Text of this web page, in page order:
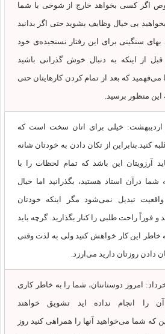
اگر کسی بخواهد خارج از شوخی با شما
بی خیال وظایف بشوید حتی اگر بدانید
سنگینی برای این رفتار نسنجیده‌ی خود
قبل از اینکه به دنبال خوش گذرانی باشید
می‌فهمید که بعد از تمام کردن کارهایتان حتی
این منظور برسید.
اردیبهشت: خیلی برای اتان سخت است که
کنید.بنابراین از تکان دادن به خودتان شانه
آرزویتان این باشد که تمام لحظات را با
درآن استاد هستید، بگذرانید اما خیال
تبدیل نمی‌شود مگر اینکه خودتان
و فوراً راحت طلبی را کنار بگذارید. گرچه باید
خاطر این کار خواهش کنید ولی به لذت وقتی
دادن روزتان دارید می‌ارزد.
امروز دوستانتان، شما را به خاطر کاری
را انجام نداده اید تشویق خواهند
که شما می‌خواهید آنها را همراهی کنید روز